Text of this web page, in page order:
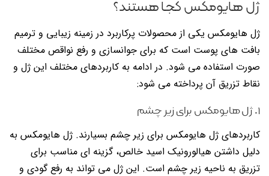
ژل هایومکس کجا هستند؟
ژل هایومکس یکی از محصولات پرکاربرد در زمینه زیبایی و ترمیم
بافت های پوست است که برای جوانسازی و رفع نواقص مختلف
صورت استفاده می شود. در ادامه به کاربردهای مختلف این ژل و
نقاط تزریق آن پرداخته می شود:
۱. ژل هایومکس برای زیر چشم
کاربردهای ژل هایومکس برای زیر چشم بسیارند. ژل هایومکس به
دلیل داشتن هیالورونیک اسید خالص، گزینه ای مناسب برای
تزریق به ناحیه زیر چشم است. این ژل می تواند به رفع گودی و